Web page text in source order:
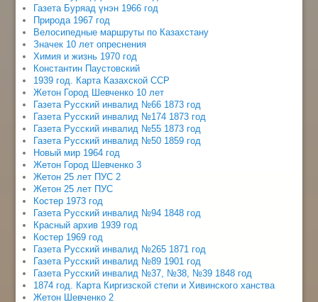
Газета Буряад үнэн 1966 год
Природа 1967 год
Велосипедные маршруты по Казахстану
Значек 10 лет опреснения
Химия и жизнь 1970 год
Константин Паустовский
1939 год. Карта Казахской ССР
Жетон Город Шевченко 10 лет
Газета Русский инвалид №66 1873 год
Газета Русский инвалид №174 1873 год
Газета Русский инвалид №55 1873 год
Газета Русский инвалид №50 1859 год
Новый мир 1964 год
Жетон Город Шевченко 3
Жетон 25 лет ПУС 2
Жетон 25 лет ПУС
Костер 1973 год
Газета Русский инвалид №94 1848 год
Красный архив 1939 год
Костер 1969 год
Газета Русский инвалид №265 1871 год
Газета Русский инвалид №89 1901 год
Газета Русский инвалид №37, №38, №39 1848 год
1874 год. Карта Киргизской степи и Хивинского ханства
Жетон Шевченко 2